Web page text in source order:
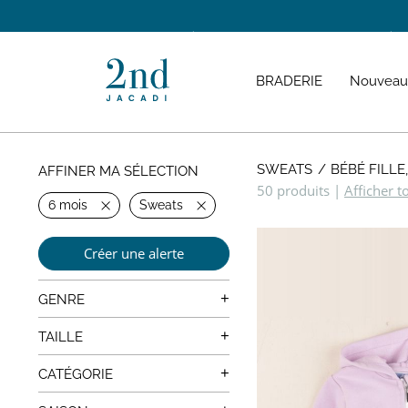
DÉCOUVREZ LES CORNERS PERMANENTS À
BRADERIE
AFFINER MA SÉLECTION
6 mois Sweats
Créer une alerte
GENRE +
Mixte
TAILLE +
0 mois
1 mois
CATÉGORIE +
SWEATS BÉBÉ
50 produits | Afficher